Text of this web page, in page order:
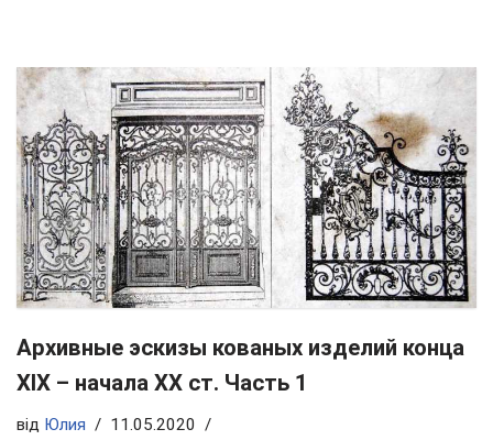
Архивные эскизы кованых изделий конца
ХIX – начала ХХ ст. Часть 1
від Юлия
11.05.2020